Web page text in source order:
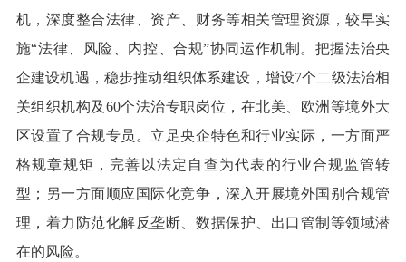
机，深度整合法律、资产、财务等相关管理资源，较早实
施“法律、风险、内控、合规”协同运作机制。把握法治央
企建设机遇，稳步推动组织体系建设，增设7个二级法治相
关组织机构及60个法治专职岗位，在北美、欧洲等境外大
区设置了合规专员。立足央企特色和行业实际，一方面严
格规章规矩，完善以法定自查为代表的行业合规监管转
型；另一方面顺应国际化竞争，深入开展境外国别合规管
理，着力防范化解反垄断、数据保护、出口管制等领域潜
在的风险。